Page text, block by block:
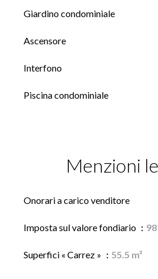
Giardino condominiale
Ascensore
Interfono
Piscina condominiale
Menzioni
Onorari a carico venditore
Imposta sul valore fondiario
Superfici « Carrez » 55.5 m²